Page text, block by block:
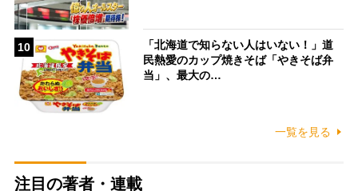
10
「北海道で知らない人はいない！」道
民熱愛のカップ焼きそば「やきそば弁
当」、最大の…
一覧を見る
注目の著者・連載